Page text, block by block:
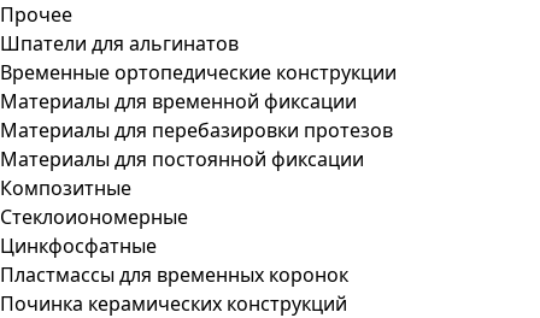
Прочее
Шпатели для альгинатов
Временные ортопедические конструкции
Материалы для временной фиксации
Материалы для перебазировки протезов
Материалы для постоянной фиксации
Композитные
Стеклоиономерные
Цинкфосфатные
Пластмассы для временных коронок
Починка керамических конструкций